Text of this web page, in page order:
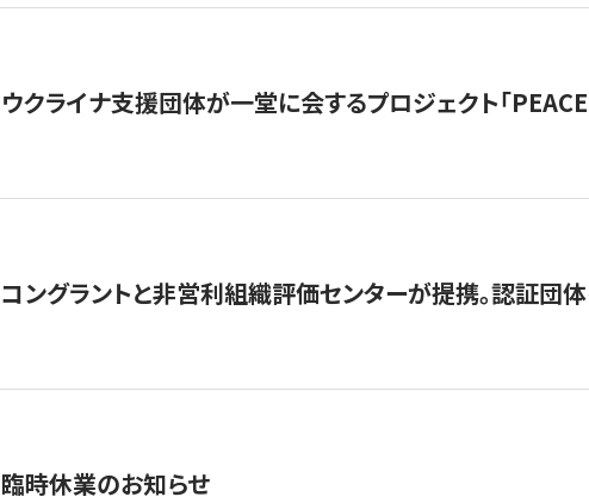
ウクライナ支援団体が一堂に会するプロジェクト「
コングラントと非営利組織評価センターが提携。認証団
臨時休業のお知らせ